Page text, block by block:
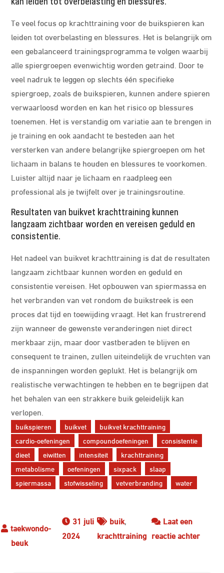
Te veel focus op krachttraining voor de buikspieren kan
leiden tot overbelasting en blessures. Het is belangrijk om
een gebalanceerd trainingsprogramma te volgen waarbij
alle spiergroepen evenwichtig worden getraind. Door te
veel nadruk te leggen op slechts één specifieke
spiergroep, zoals de buikspieren, kunnen andere spieren
verwaarloosd worden en kan het risico op blessures
toenemen. Het is verstandig om variatie aan te brengen in
je training en ook aandacht te besteden aan het
versterken van andere belangrijke spiergroepen om het
lichaam in balans te houden en blessures te voorkomen.
Luister altijd naar je lichaam en raadpleeg een
professional als je twijfelt over je trainingsroutine.
Resultaten van buikvet krachttraining kunnen
langzaam zichtbaar worden en vereisen geduld en
consistentie.
Het nadeel van buikvet krachttraining is dat de resultaten
langzaam zichtbaar kunnen worden en geduld en
consistentie vereisen. Het opbouwen van spiermassa en
het verbranden van vet rondom de buikstreek is een
proces dat tijd en toewijding vraagt. Het kan frustrerend
zijn wanneer de gewenste veranderingen niet direct
merkbaar zijn, maar door vastberaden te blijven en
consequent te trainen, zullen uiteindelijk de vruchten van
de inspanningen worden geplukt. Het is belangrijk om
realistische verwachtingen te hebben en te begrijpen dat
het behalen van een strakkere buik geleidelijk kan
verlopen.
buikspieren buikvet
buikvet krachttraining
cardio-oefeningen
compoundoefeningen
consistentie
dieet
eiwitten intensiteit
krachttraining
metabolisme
oefeningen sixpack
slaap
spiermassa
stofwisseling vetverbranding water
31 juli
2024
buik,
krachttraining
Laat een
reactie achterop